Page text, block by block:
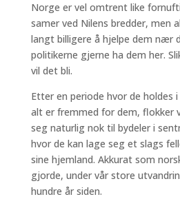
Norge er vel omtrent like
samer ved Nilens bredder, men
langt billigere å hjelpe dem nær
politikerne gjerne ha dem her.
vil det bli.
Etter en periode hvor de holdes
alt er fremmed for dem, flokker
seg naturlig nok til bydeler i
hvor de kan lage seg et slags
sine hjemland. Akkurat som
gjorde, under vår store
hundre år siden.